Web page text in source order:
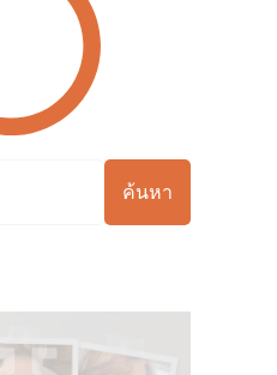
ค้นหา